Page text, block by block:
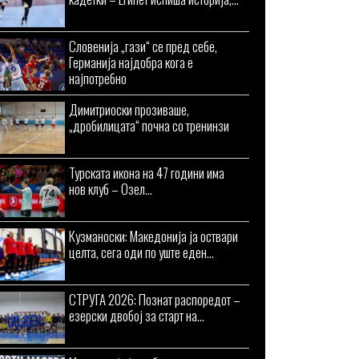
Словенија „гази“ се пред себе,
Германија најдобра кога е
најпотребно
Димитриоски прозиваше,
„дробилицата“ почна со тренинзи
Турската икона на 47 години има
нов клуб – Озел...
Кузманоски: Македонија ја оствари
целта, сега оди по уште еден...
СТРУГА 2026: Познат распоредот –
езерски двобој за старт на...